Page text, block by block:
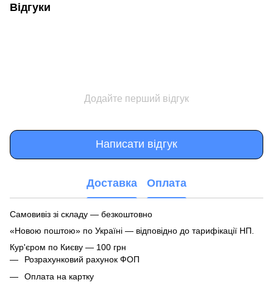
Відгуки
Додайте перший відгук
Написати відгук
Доставка Оплата
Самовивіз зі складу — безкоштовно
«Новою поштою» по Україні — відповідно до тарифікації НП.
Кур'єром по Києву — 100 грн
Розрахунковий рахунок ФОП
Оплата на картку